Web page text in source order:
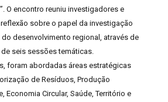
O encontro reuniu investigadores e
sobre o papel da investigação
desenvolvimento regional, através de
seis sessões temáticas.
foram abordadas áreas estratégicas
de Resíduos, Produção
Economia Circular, Saúde, Território e